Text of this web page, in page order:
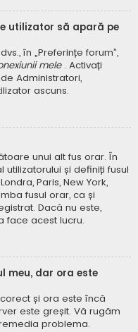
utilizator să apară pe
în „Preferințe forum”,
mele . Activați
Administratori,
ascuns.
unui alt fus orar. În
utilizatorului și definiți fusul
Paris, New York,
fusul orar, ca și
Dacă nu este,
face acest lucru.
meu, dar ora este
și ora este încă
este greșit. Vă rugăm
problema.